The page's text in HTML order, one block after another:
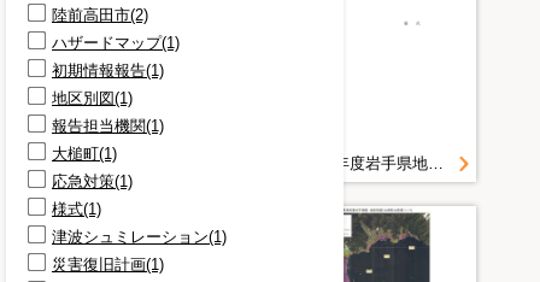
陸前高田市(2)
ハザードマップ(1)
初期情報報告(1)
地区別図(1)
報告担当機関(1)
大槌町(1)
応急対策(1)
様式(1)
津波シュミレーション(1)
災害復旧計画(1)
平成２２年度岩手県地域防災計画（様式編）